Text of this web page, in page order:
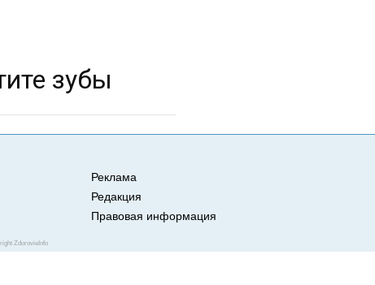
зубы
Реклама
Редакция
Правовая информация
ZdorovieInfo